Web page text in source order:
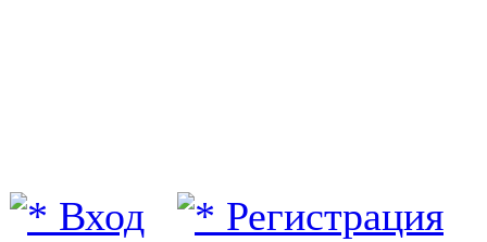
Вход Регистрация